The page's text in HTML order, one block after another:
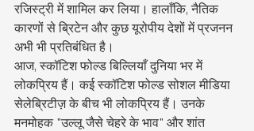
रजिस्ट्री में शामिल कर लिया। हालाँकि, नैतिक
कारणों से ब्रिटेन और कुछ यूरोपीय देशों में प्रजनन
अभी भी प्रतिबंधित है।
आज, स्कॉटिश फोल्ड बिल्लियाँ दुनिया भर में
लोकप्रिय हैं। कई स्कॉटिश फोल्ड सोशल मीडिया
सेलेब्रिटीज़ के बीच भी लोकप्रिय हैं। उनके
मनमोहक "उल्लू जैसे चेहरे के भाव" और शांत